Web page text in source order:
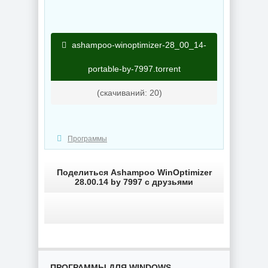
NEW NEW
Revision
NEW
KpoJIuK
NEW
ashampoo-winoptimizer-28_00_14-
portable-by-7997.torrent
(cкачиваний: 20)
Программы
Поделиться Ashampoo WinOptimizer
28.00.14 by 7997 с друзьями